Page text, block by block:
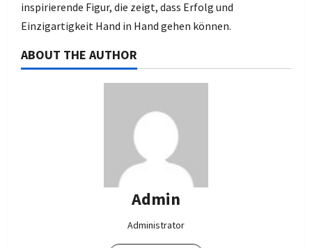
inspirierende Figur, die zeigt, dass Erfolg und
Einzigartigkeit Hand in Hand gehen können.
ABOUT THE AUTHOR
Admin
Administrator